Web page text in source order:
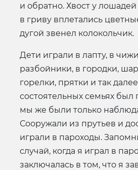
и обратно. Хвост у
в гриву вплетались
дугой звенел колокольчик.
Дети играли в лапту, в
разбойники, в городки,
горелки, прятки и так
состоятельных семьях был
мы же были только
Сооружали из прутьев и
играли в пароходы.
случай, когда я играл в
заключалась в том, что я